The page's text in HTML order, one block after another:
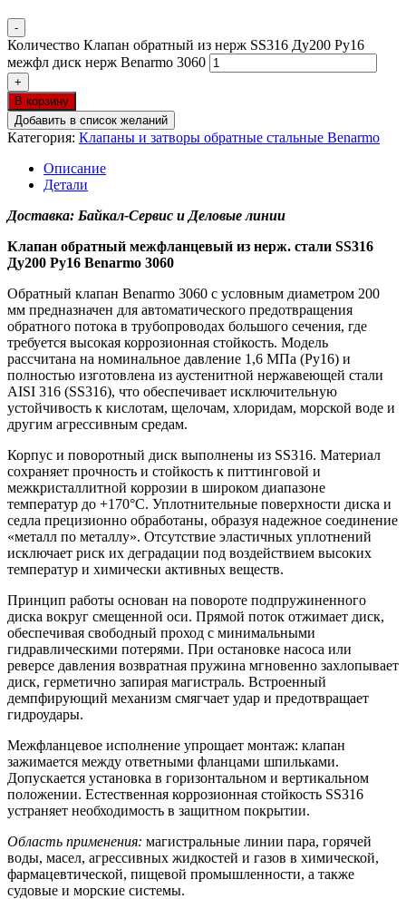
-
Количество Клапан обратный из нерж SS316 Ду200 Ру16
межфл диск нерж Benarmo 3060
+
В корзину
Добавить в список желаний
Категория: Клапаны и затворы обратные стальные Benarmo
Описание
Детали
Доставка: Байкал-Сервис и Деловые линии
Клапан обратный межфланцевый из нерж. стали SS316
Ду200 Ру16 Benarmo 3060
Обратный клапан Benarmo 3060 с условным диаметром 200
мм предназначен для автоматического предотвращения
обратного потока в трубопроводах большого сечения, где
требуется высокая коррозионная стойкость. Модель
рассчитана на номинальное давление 1,6 МПа (Ру16) и
полностью изготовлена из аустенитной нержавеющей стали
AISI 316 (SS316), что обеспечивает исключительную
устойчивость к кислотам, щелочам, хлоридам, морской воде и
другим агрессивным средам.
Корпус и поворотный диск выполнены из SS316. Материал
сохраняет прочность и стойкость к питтинговой и
межкристаллитной коррозии в широком диапазоне
температур до +170°C. Уплотнительные поверхности диска и
седла прецизионно обработаны, образуя надежное соединение
«металл по металлу». Отсутствие эластичных уплотнений
исключает риск их деградации под воздействием высоких
температур и химически активных веществ.
Принцип работы основан на повороте подпружиненного
диска вокруг смещенной оси. Прямой поток отжимает диск,
обеспечивая свободный проход с минимальными
гидравлическими потерями. При остановке насоса или
реверсе давления возвратная пружина мгновенно захлопывает
диск, герметично запирая магистраль. Встроенный
демпфирующий механизм смягчает удар и предотвращает
гидроудары.
Межфланцевое исполнение упрощает монтаж: клапан
зажимается между ответными фланцами шпильками.
Допускается установка в горизонтальном и вертикальном
положении. Естественная коррозионная стойкость SS316
устраняет необходимость в защитном покрытии.
Область применения: магистральные линии пара, горячей
воды, масел, агрессивных жидкостей и газов в химической,
фармацевтической, пищевой промышленности, а также
судовые и морские системы.